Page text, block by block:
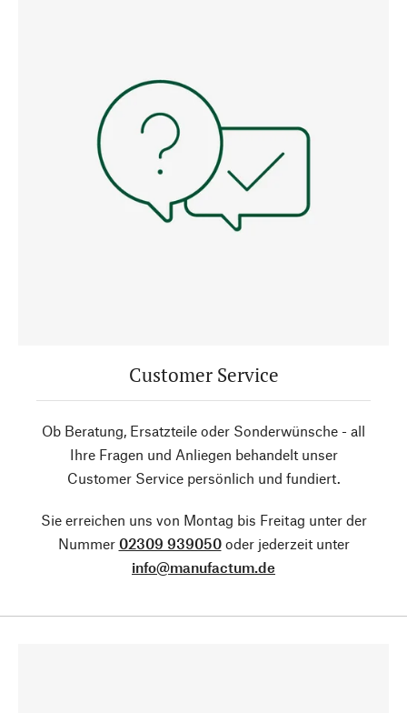
Customer Service
Ob Beratung, Ersatzteile oder Sonderwünsche - all
Ihre Fragen und Anliegen behandelt unser
Customer Service persönlich und fundiert.
Sie erreichen uns von Montag bis Freitag unter der
Nummer 02309 939050oder jederzeit unter
info@manufactum.de